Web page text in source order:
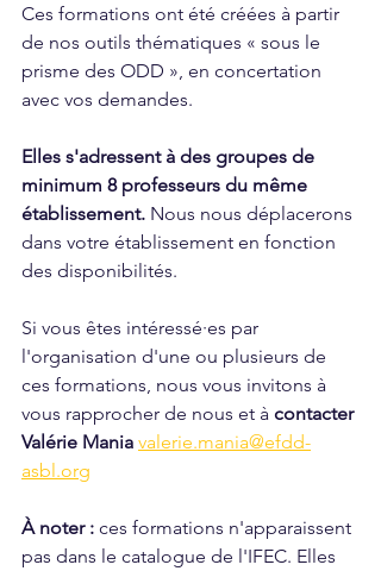
Ces formations ont été créées à partir
de nos outils thématiques « sous le
prisme des ODD », en concertation
avec vos demandes.
Elles s'adressent à des groupes de
minimum 8 professeurs du même
établissement. Nous nous déplacerons
dans votre établissement en fonction
des disponibilités.
Si vous êtes intéressé·es par
l'organisation d'une ou plusieurs de
ces formations, nous vous invitons à
vous rapprocher de nous et à contacter
Valérie Mania valerie.mania@efdd-
asbl.org
À noter : ces formations n'apparaissent
pas dans le catalogue de l'IFEC. Elles